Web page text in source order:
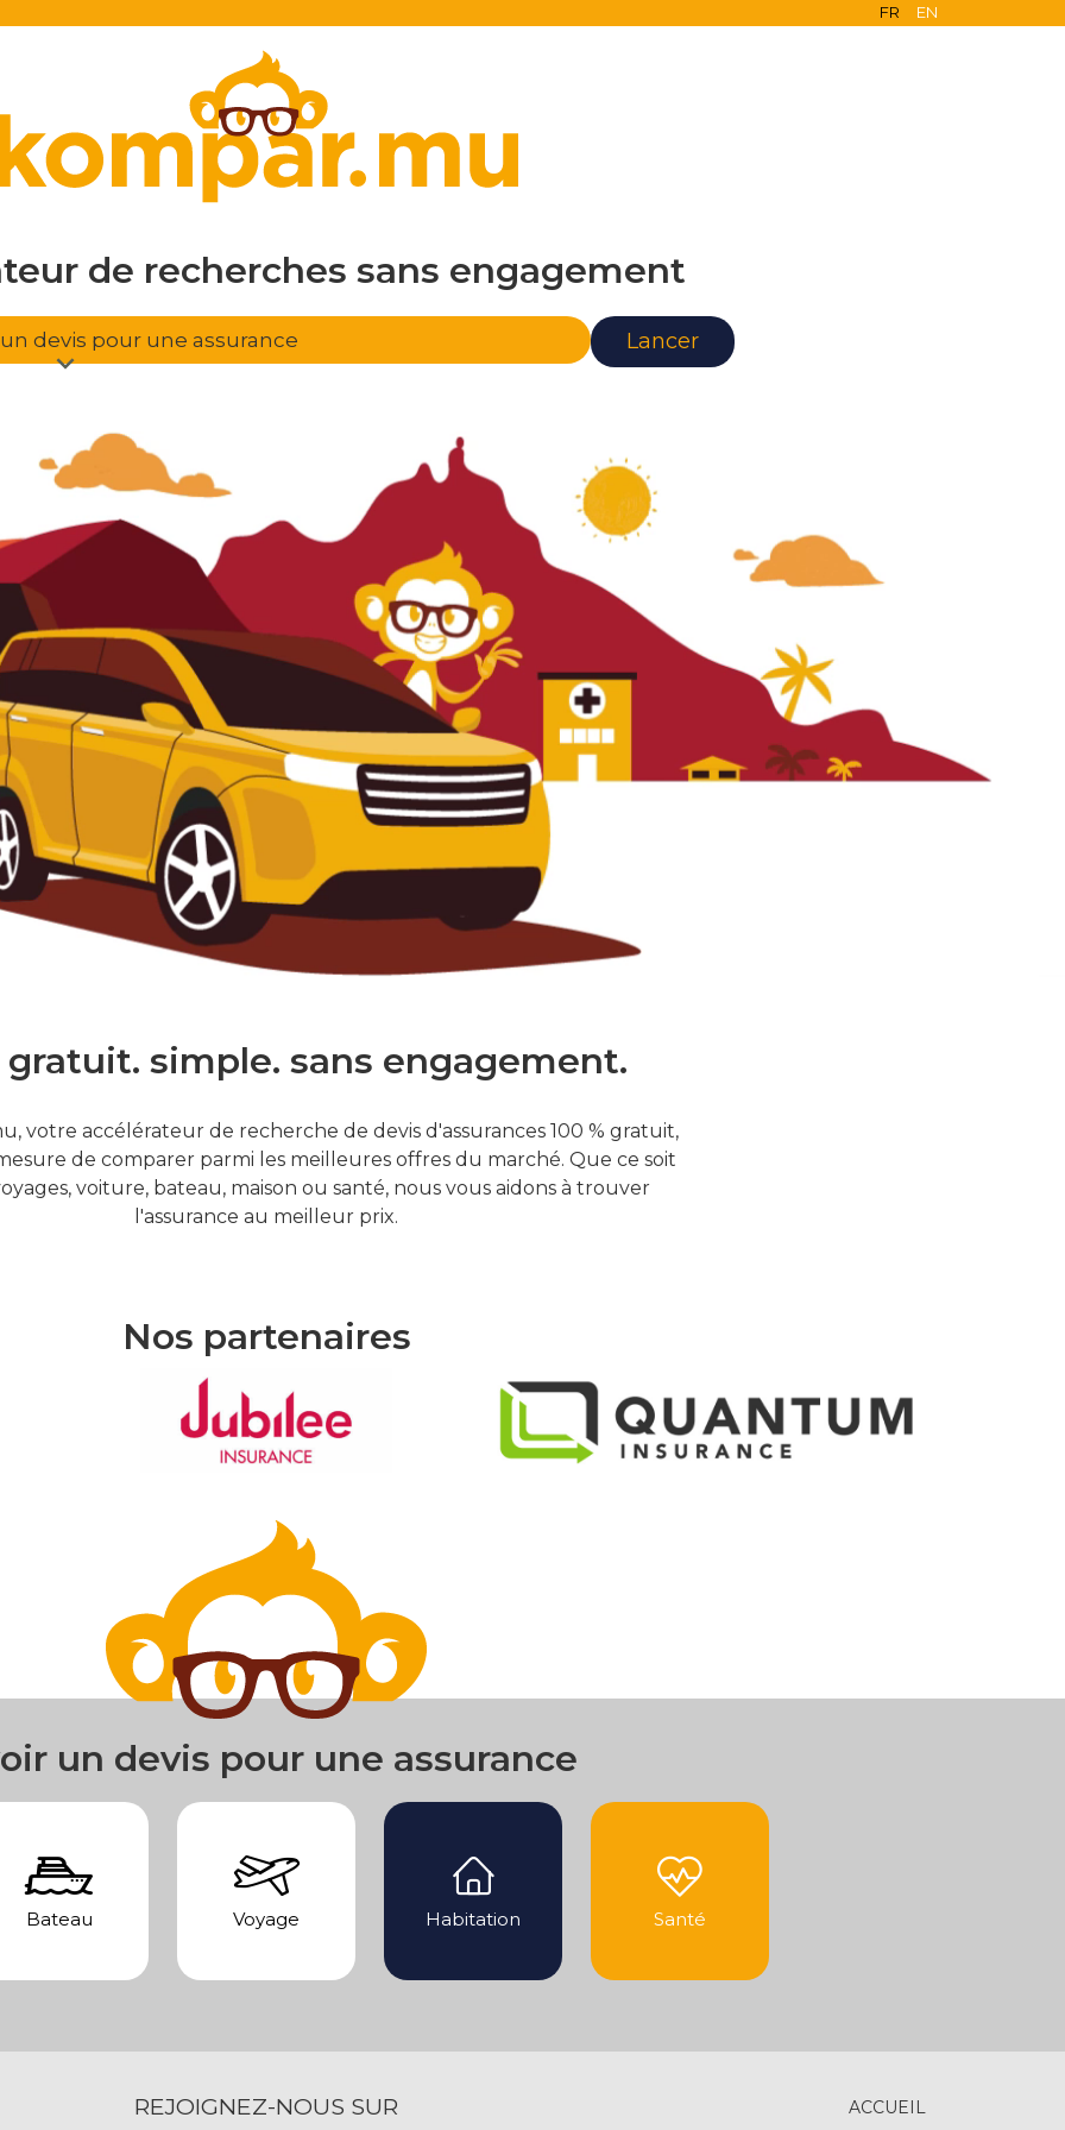
FR EN
de recherches
en ligne
sans engagement
d'assurance
devis pour une assurance Lancer
gratuit. simple. sans engagement.
votre accélérateur de recherche de devis d'assurances 100 % gratuit,
de comparer parmi les meilleures offres du marché. Que ce soit
voiture, bateau, maison ou santé, nous vous aidons à trouver
l'assurance au meilleur prix.
Nos partenaires
un devis pour une assurance
Bateau Voyage Habitation Santé
REJOIGNEZ-NOUS SUR
ACCUEIL